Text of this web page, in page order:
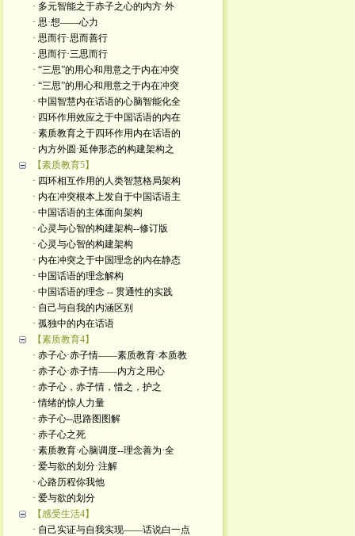
· 多元智能之于赤子之心的内方·外
· 思·想——心力
· 思而行·思而善行
· 思而行·三思而行
· “三思”的用心和用意之于内在冲突
· “三思”的用心和用意之于内在冲突
· 中国智慧内在话语的心脑智能化全
· 四环作用效应之于中国话语的内在
· 素质教育之于四环作用内在话语的
· 内方外圆·延伸形态的构建架构之
【素质教育5】
· 四环相互作用的人类智慧格局架构
· 内在冲突根本上发自于中国话语主
· 中国话语的主体面向架构
· 心灵与心智的构建架构--修订版
· 心灵与心智的构建架构
· 内在冲突之于中国理念的内在静态
· 中国话语的理念解构
· 中国话语的理念 -- 贯通性的实践
· 自己与自我的内涵区别
· 孤独中的内在话语
【素质教育4】
· 赤子心·赤子情——素质教育·本质教
· 赤子心·赤子情——内方之用心
· 赤子心，赤子情，惜之，护之
· 情绪的惊人力量
· 赤子心--思路图图解
· 赤子心之死
· 素质教育·心脑调度--理念善为·全
· 爱与欲的划分·注解
· 心路历程你我他
· 爱与欲的划分
【感受生活4】
· 自己实证与自我实现——话说白一点